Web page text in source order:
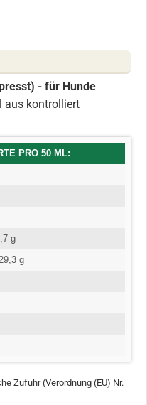
- für Hunde
aus kontrolliert
PRO 50 ML:
g
g
Zufuhr (Verordnung (EU) Nr.